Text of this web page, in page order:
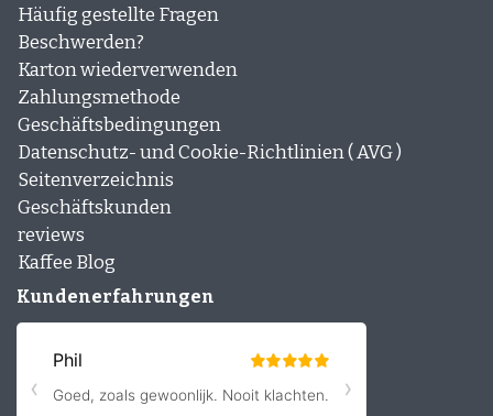
Häufig gestellte Fragen
Beschwerden?
Karton wiederverwenden
Zahlungsmethode
Geschäftsbedingungen
Datenschutz- und Cookie-Richtlinien ( AVG )
Seitenverzeichnis
Geschäftskunden
reviews
Kaffee Blog
Kundenerfahrungen